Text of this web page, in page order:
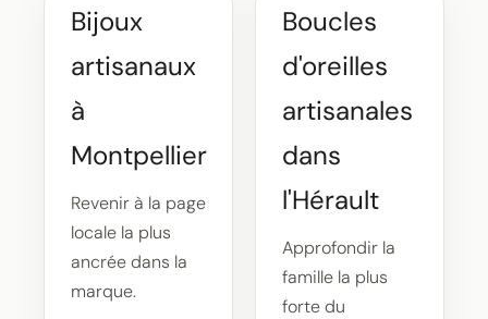
Bijoux
artisanaux
à
Montpellier
Revenir à la page
locale la plus
ancrée dans la
marque.
Boucles
d'oreilles
artisanales
dans
l'Hérault
Approfondir la
famille la plus
forte du